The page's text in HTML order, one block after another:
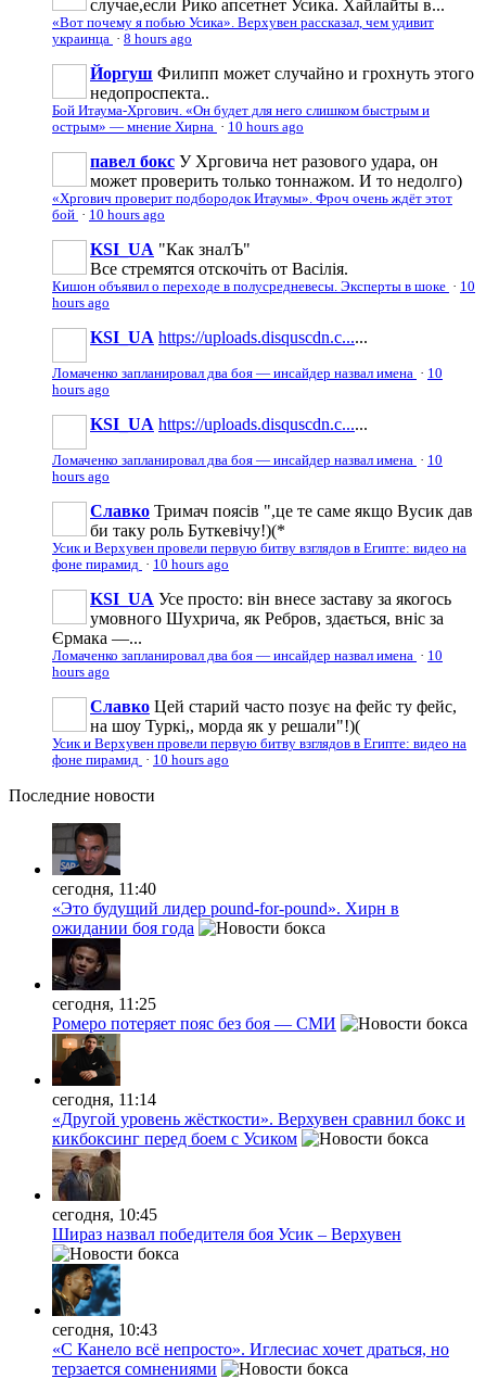
случае,если Рико апсетнет Усика. Хайлайты в...
«Вот почему я побью Усика». Верхувен рассказал, чем удивит
украинца · 8 hours ago
Йоргуш Филипп может случайно и грохнуть этого
недопроспекта..
Бой Итаума-Хргович. «Он будет для него слишком быстрым и
острым» — мнение Хирна · 10 hours ago
павел бокс У Хрговича нет разового удара, он
может проверить только тоннажом. И то недолго)
«Хргович проверит подбородок Итаумы». Фроч очень ждёт этот
бой · 10 hours ago
KSI_UA "Как зналЪ"
Все стремятся отскочіть от Васілія.
Кишон объявил о переходе в полусредневесы. Эксперты в шоке · 10
hours ago
KSI_UA https://uploads.disquscdn.c......
Ломаченко запланировал два боя — инсайдер назвал имена · 10
hours ago
KSI_UA https://uploads.disquscdn.c......
Ломаченко запланировал два боя — инсайдер назвал имена · 10
hours ago
Славко Тримач поясів ",це те саме якщо Вусик дав
би таку роль Буткевічу!)(*
Усик и Верхувен провели первую битву взглядов в Египте: видео на
фоне пирамид · 10 hours ago
KSI_UA Усе просто: він внесе заставу за якогось
умовного Шухрича, як Ребров, здається, вніс за
Єрмака —...
Ломаченко запланировал два боя — инсайдер назвал имена · 10
hours ago
Славко Цей старий часто позує на фейс ту фейс,
на шоу Туркі,, морда як у решали"!)(
Усик и Верхувен провели первую битву взглядов в Египте: видео на
фоне пирамид · 10 hours ago
Последние новости
сегодня, 11:40
«Это будущий лидер pound-for-pound». Хирн в
ожидании боя года
сегодня, 11:25
Ромеро потеряет пояс без боя — СМИ
сегодня, 11:14
«Другой уровень жёсткости». Верхувен сравнил бокс и
кикбоксинг перед боем с Усиком
сегодня, 10:45
Шираз назвал победителя боя Усик – Верхувен
сегодня, 10:43
«С Канело всё непросто». Иглесиас хочет драться, но
терзается сомнениями